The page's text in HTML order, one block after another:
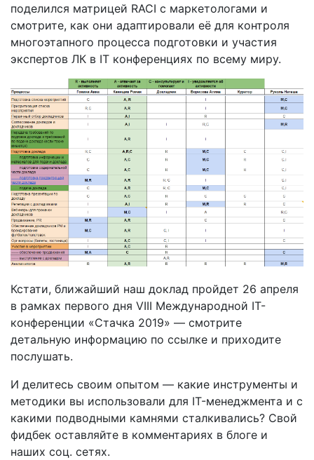
поделился матрицей RACI с маркетологами и
смотрите, как они адаптировали её для контроля
многоэтапного процесса подготовки и участия
экспертов ЛК в IT конференциях по всему миру.
Кстати, ближайший наш доклад пройдет 26 апреля
в рамках первого дня VIII Международной IT-
конференции «Стачка 2019» — смотрите
детальную информацию по ссылке и приходите
послушать.
И делитесь своим опытом — какие инструменты и
методики вы использовали для IT-менеджмента и с
какими подводными камнями сталкивались? Свой
фидбек оставляйте в комментариях в блоге и
наших соц. сетях.